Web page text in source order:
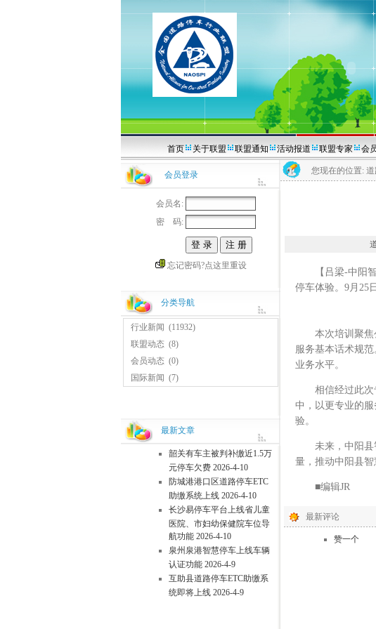
首页 关于联盟 联盟通知 活动报道 联盟专家 会
会员登录
会员名:
密 码:
忘记密码?点这里重设
分类导航
行业新闻 (11932)
联盟动态 (8)
会员动态 (0)
国际新闻 (7)
最新文章
韶关有车主被判补缴近1.5万
元停车欠费 2026-4-10
防城港港口区道路停车ETC
助缴系统上线 2026-4-10
长沙易停车平台上线省儿童
医院、市妇幼保健院车位导
航功能 2026-4-10
泉州泉港智慧停车上线车辆
认证功能 2026-4-9
互助县道路停车ETC助缴系
统即将上线 2026-4-9
您现在的位置: 道
【吕梁-中阳智
停车体验。9月25
本次培训聚焦公
服务基本话术规
业务水平。
相信经过此次专
中，以更专业的
验。
未来，中阳县智
量，推动中阳县智
■编辑JR
最新评论
赞一个